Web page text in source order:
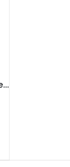
204-djelni komplet za bušenje i vijačenje Iskra ERO FST204